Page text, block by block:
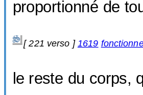
proportionné de
[ 221 verso ]1619
le reste du corps,